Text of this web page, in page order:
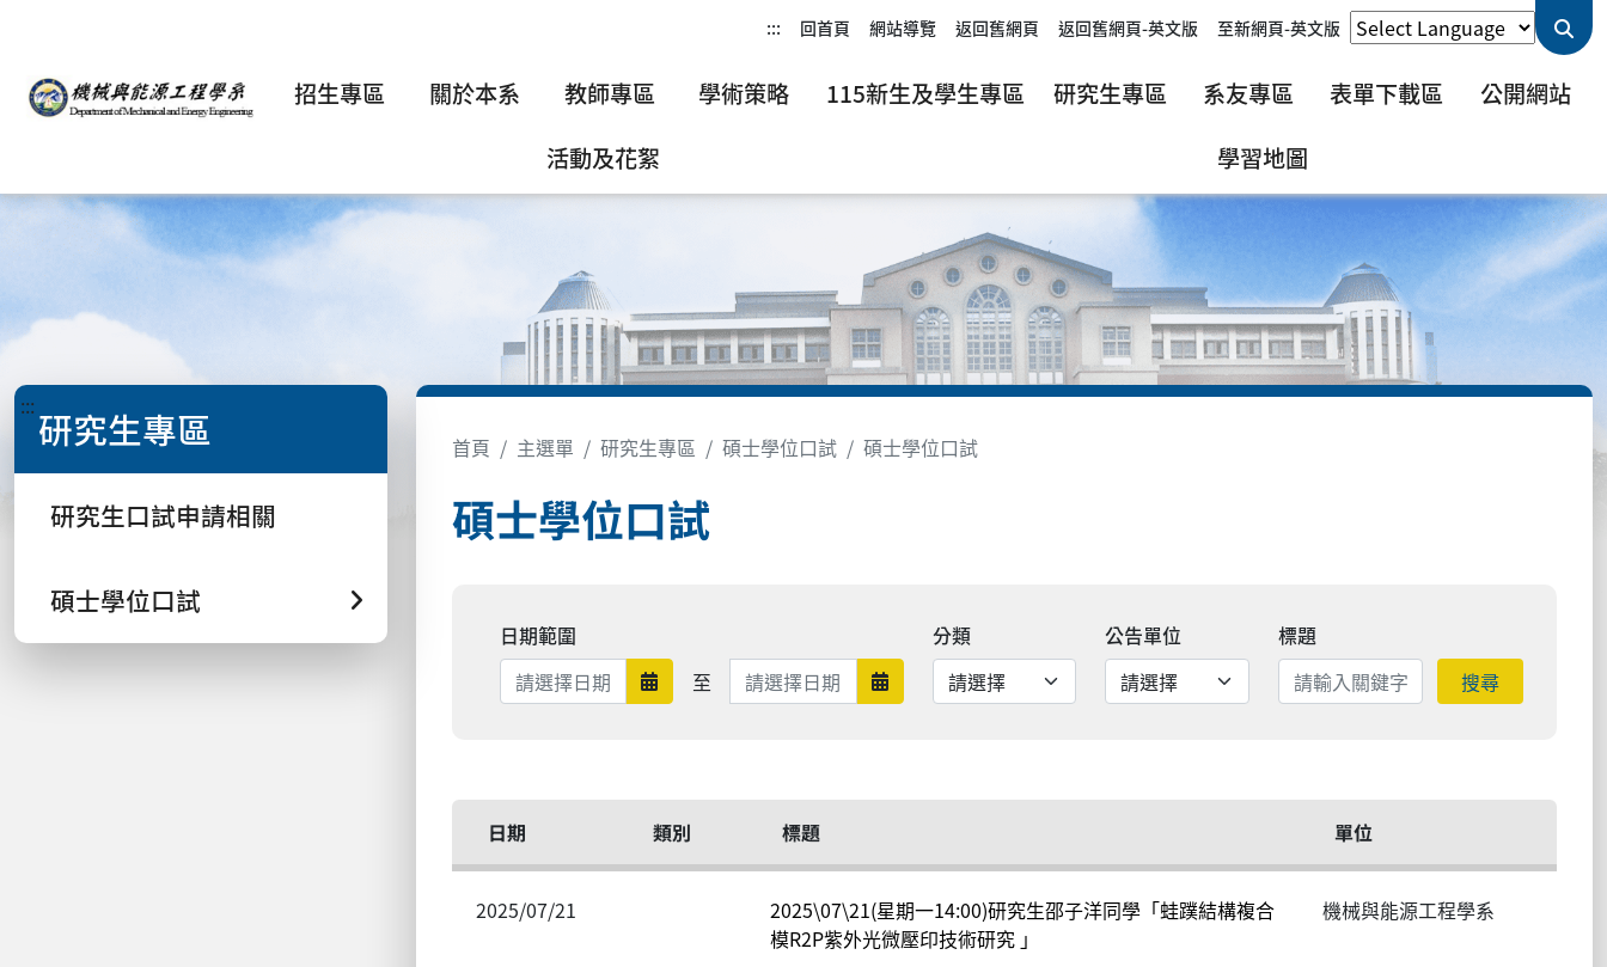
::: 回首頁 網站導覽 返回舊網頁 返回舊網頁-英文版 至新網頁-英文版
招生專區 關於本系 教師專區 學術策略 115新生及學生專區 研究生專區 系友專區 表單下載區
公開網站
活動及花絮
學習地圖
::: 研究生專區
研究生口試申請相關
碩士學位口試
首頁 主選單 研究生專區 碩士學位口試 碩士學位口試
碩士學位口試
日期範圍
日期範圍開始
至 日期範圍結束 日期範圍結束
分類 公告單位
標題
搜尋
日期 類別 標題 單位
2025/07/21
2025\07\21(星期一14:00)研究生邵子洋同學「蛙蹼結構複合
模R2P紫外光微壓印技術研究 」
機械與能源工程學系